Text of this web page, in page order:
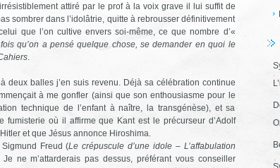
attiré par le prof à la voix grave il lui suffit de
sombrer dans l’idolâtrie, quitte à rebrousser définitivement
que l’on cultive envers soi-même, ce que nombre d’«
qu’on a pensé quelque chose, se demander en quoi le
.
deux balles j’en suis revenu. Déjà sa célébration continue
à me gonfler (ainsi que son enthousiasme pour le
technique de l’enfant à naître, la transgénèse), et sa
fumisterie où il affirme que Kant est le précurseur d’Adolf
et que Jésus annonce Hiroshima.
Freud (Le crépuscule d’une idole – L’affabulation
ne m’attarderais pas dessus, préférant vous conseiller